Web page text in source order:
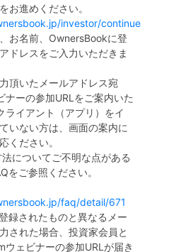
お進めください。
investor/continue
お名前、OwnersBookに登
ドレスをご入力いただきま
頂いたメールアドレス宛
ナーの参加URLをご案内いた
ライアント（アプリ）をイ
いない方は、画面の案内に
ください。
についてご不明な点がある
をご参照ください。
faq/detail/671
録されたものと異なるメー
された場合、投資家会員と
ウェビナーの参加URLが届き